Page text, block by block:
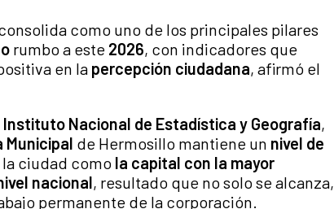
como uno de los principales pilares
rumbo a este 2026, con indicadores que
en la percepción ciudadana, afirmó el
Instituto Nacional de Estadística y Geografía,
Municipal de Hermosillo mantiene un nivel de
ciudad como la capital con la mayor
nacional, resultado que no solo se alcanza,
permanente de la corporación.